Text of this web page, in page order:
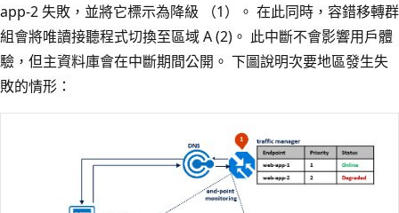
app-2 失敗，並將它標示為降級 （1）。 在此同時，容錯移轉群
組會將唯讀接聽程式切換至區域 A (2)。 此中斷不會影響用戶體
驗，但主資料庫會在中斷期間公開。 下圖說明次要地區發生失
敗的情形：